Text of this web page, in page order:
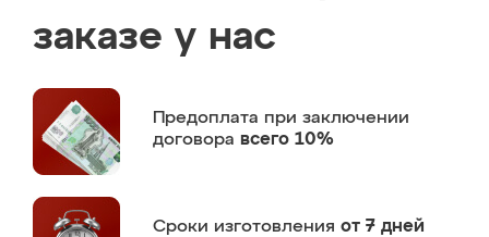
заказе у нас
Предоплата при заключении
договора всего 10%
Сроки изготовления от 7 дней